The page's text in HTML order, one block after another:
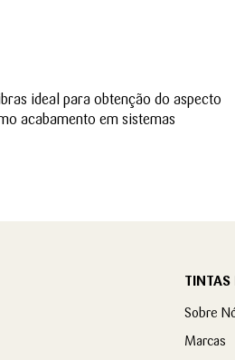
ideal para obtenção do aspecto
acabamento em sistemas
TINTAS
Sobre
Marcas